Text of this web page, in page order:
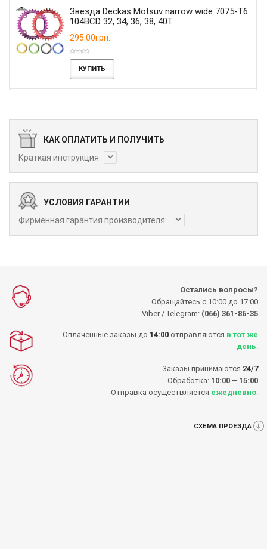
Звезда Deckas Motsuv narrow wide 7075-T6
104BCD 32, 34, 36, 38, 40T
295.00грн.
КУПИТЬ
КАК ОПЛАТИТЬ И ПОЛУЧИТЬ
Краткая инструкция
УСЛОВИЯ ГАРАНТИИ
Фирменная гарантия производителя:
Остались вопросы?
Обращайтесь с 10:00 до 17:00
Viber / Telegram: (066) 361-86-35
Оплаченные заказы до 14:00 отправляются в тот же
день
Заказы принимаются 24/7
Обработка: 10:00 – 15:00
Отправка осуществляется ежедневно
СХЕМА ПРОЕЗДА